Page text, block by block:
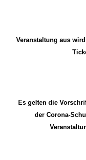
Veranstaltung aus
Es gelten die
der Corona-